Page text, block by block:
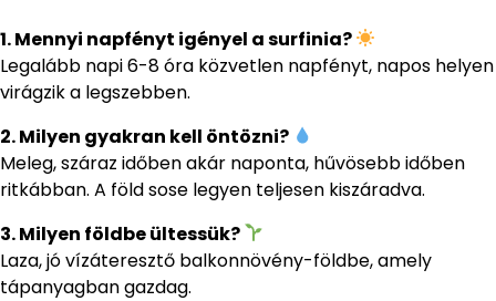
1. Mennyi napfényt igényel a surfinia?
Legalább napi 6-8 óra közvetlen napfényt, napos helyen
virágzik a legszebben.
2. Milyen gyakran kell öntözni?
Meleg, száraz időben akár naponta, hűvösebb időben
ritkábban. A föld sose legyen teljesen kiszáradva.
3. Milyen földbe ültessük?
Laza, jó vízáteresztő balkonnövény-földbe, amely
tápanyagban gazdag.